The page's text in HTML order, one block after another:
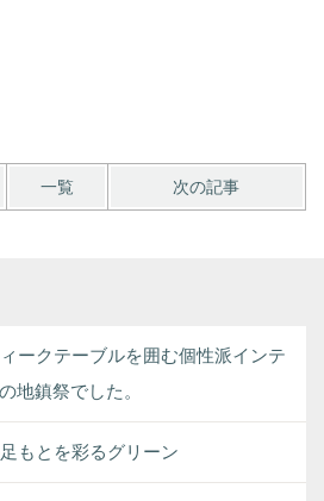
一覧 次の記事
ィークテーブルを囲む個性派インテ
地鎮祭でした。
もとを彩るグリーン